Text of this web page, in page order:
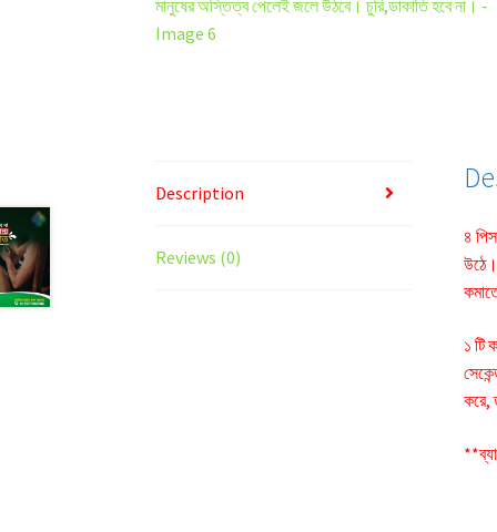
Description
Reviews (0)
৪
উঠে।
১ টি
করে,